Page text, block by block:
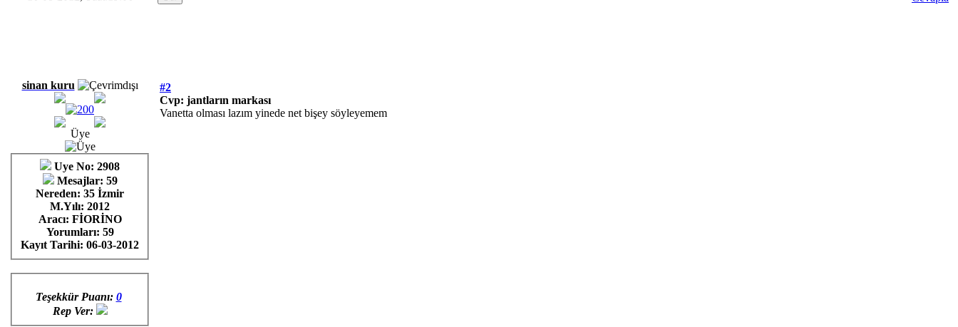
sinan kuru
Üye
Uye No: 2908
Mesajlar: 59
Nereden: 35 İzmir
M.Yılı: 2012
Aracı: FİORİNO
Yorumları: 59
Kayıt Tarihi: 06-03-2012
Teşekkür Puanı: 0
Rep Ver:
#2
Cvp: jantların markası
Vanetta olması lazım yinede net bişey söyleyemem